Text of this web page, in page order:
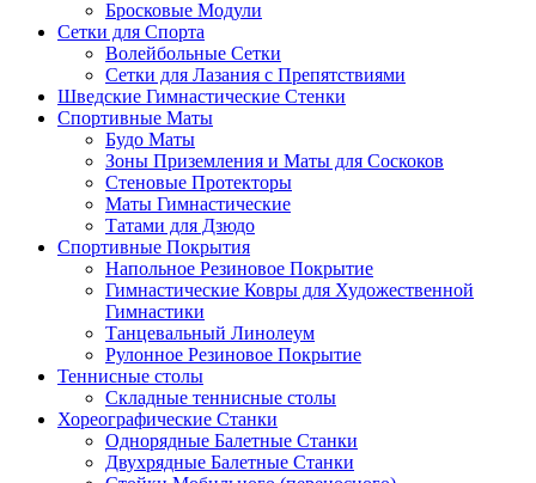
Бросковые Модули
Сетки для Спорта
Волейбольные Сетки
Сетки для Лазания с Препятствиями
Шведские Гимнастические Стенки
Спортивные Маты
Будо Маты
Зоны Приземления и Маты для Соскоков
Стеновые Протекторы
Маты Гимнастические
Татами для Дзюдо
Спортивные Покрытия
Напольное Резиновое Покрытие
Гимнастические Ковры для Художественной
Гимнастики
Танцевальный Линолеум
Рулонное Резиновое Покрытие
Теннисные столы
Складные теннисные столы
Хореографические Станки
Однорядные Балетные Станки
Двухрядные Балетные Станки